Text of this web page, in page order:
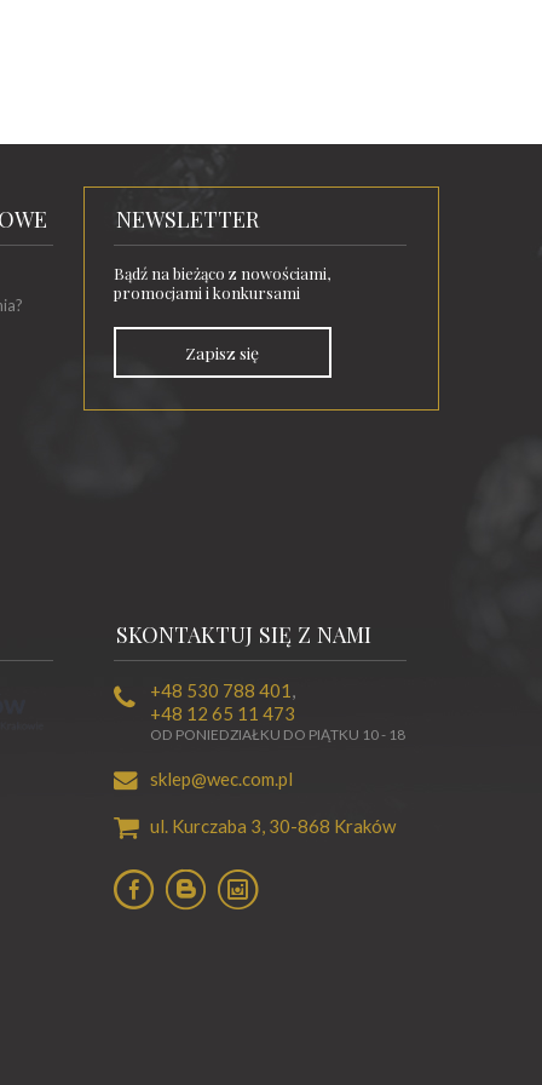
NEWSLETTER
Bądź na bieżąco z nowościami,
promocjami i konkursami
Zapisz się
SKONTAKTUJ SIĘ Z NAMI
+48 530 788 401 ,
+48 12 65 11 473
OD PONIEDZIAŁKU DO PIĄTKU 10 - 18
sklep@wec.com.pl
ul. Kurczaba 3, 30-868 Kraków